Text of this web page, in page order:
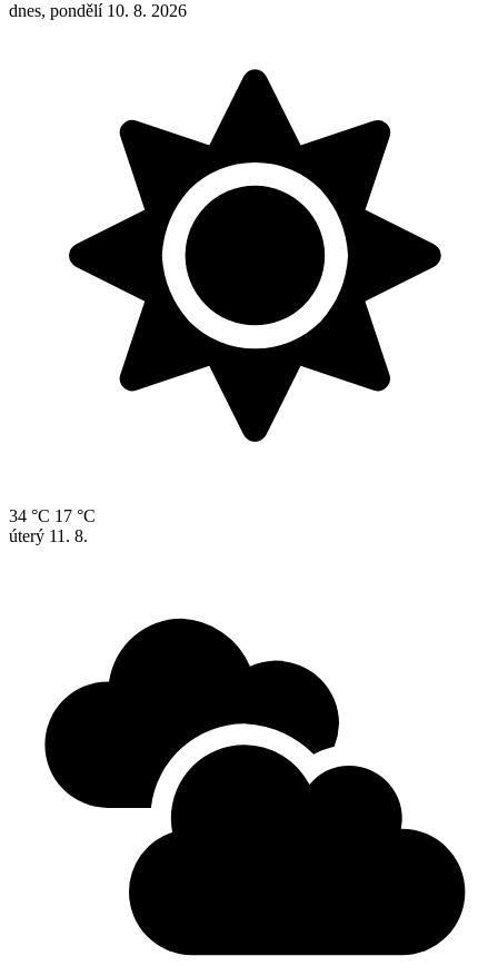
dnes, pondělí 10. 8. 2026
34 °C 17 °C
úterý 11. 8.